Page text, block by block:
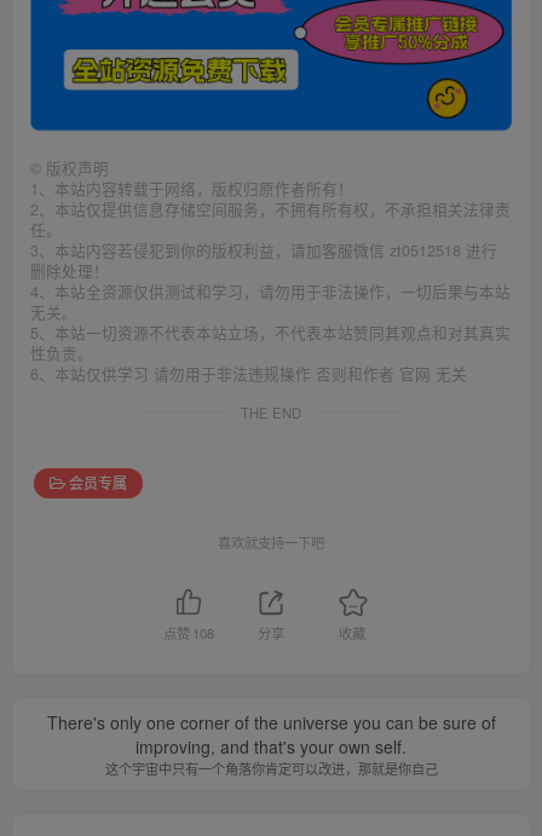
© 版权声明
1、本站内容转载于网络，版权归原作者所有！
2、本站仅提供信息存储空间服务，不拥有所有权，不承担相关法律责
任。
3、本站内容若侵犯到你的版权利益，请加客服微信 zt0512518 进行
删除处理！
4、本站全资源仅供测试和学习，请勿用于非法操作，一切后果与本站
无关。
5、本站一切资源不代表本站立场，不代表本站赞同其观点和对其真实
性负责。
6、本站仅供学习 请勿用于非法违规操作 否则和作者 官网 无关
THE END
会员专属
喜欢就支持一下吧
点赞 108 分享 收藏
There's only one corner of the universe you can be sure of
improving, and that's your own self.
这个宇宙中只有一个角落你肯定可以改进，那就是你自己